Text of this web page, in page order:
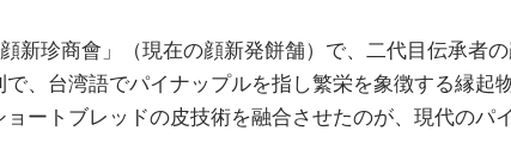
新珍商會」（現在の顔新発餅舗）で、二代目伝承
、台湾語でパイナップルを指し繁栄を象徴する縁
ートブレッドの皮技術を融合させたのが、現代のパ